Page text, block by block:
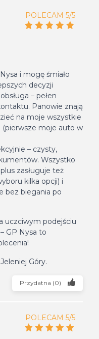
POLECAM 5/5
i mogę śmiało
decyzji
– pełen
Panowie znają
na moje wszystkie
moje auto w
– czysty,
Wszystko
zasługuje też
kilka opcji) i
bez biegania po
uczciwym podejściu
GP Nysa to
Góry.
Przydatna (0)
POLECAM 5/5